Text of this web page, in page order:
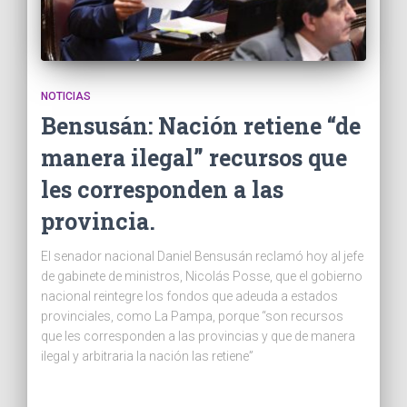
NOTICIAS
Bensusán: Nación retiene “de
manera ilegal” recursos que
les corresponden a las
provincia.
El senador nacional Daniel Bensusán reclamó hoy al jefe
de gabinete de ministros, Nicolás Posse, que el gobierno
nacional reintegre los fondos que adeuda a estados
provinciales, como La Pampa, porque “son recursos
que les corresponden a las provincias y que de manera
ilegal y arbitraria la nación las retiene”